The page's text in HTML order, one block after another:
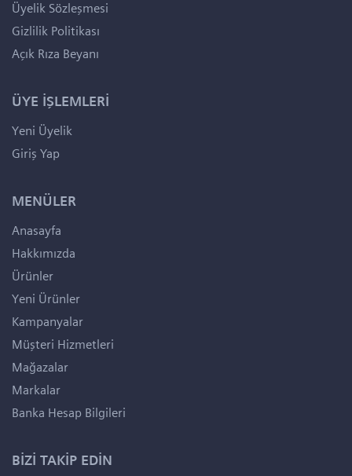
Üyelik Sözleşmesi
Gizlilik Politikası
Açık Rıza Beyanı
ÜYE İŞLEMLERİ
Yeni Üyelik
Giriş Yap
MENÜLER
Anasayfa
Hakkımızda
Ürünler
Yeni Ürünler
Kampanyalar
Müşteri Hizmetleri
Mağazalar
Markalar
Banka Hesap Bilgileri
BİZİ TAKİP EDİN